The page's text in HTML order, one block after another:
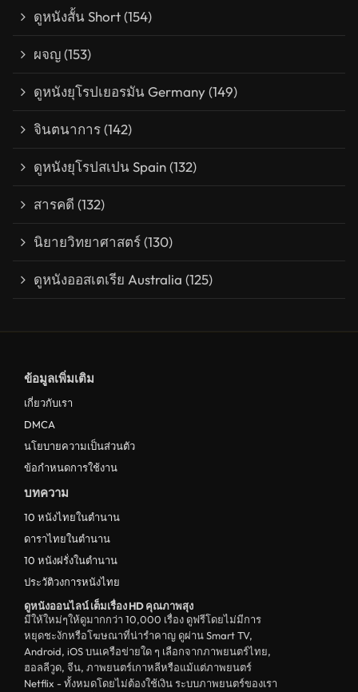
ดูหนังสั้น Short(154)
ผจญ(153)
ดูหนังยุโรปเยอรมัน Germany(149)
จินตนาการ(142)
ดูหนังยุโรปสเปน Spain(132)
สารคดี (132)
นิยายวิทยาศาสตร์(130)
ดูหนังออสเตเรีย Australia (125)
ข้อมูลเพิ่มเติม
เกี่ยวกับเรา
DMCA
นโยบายความเป็นส่วนตัว
ข้อกำหนดการใช้งาน
บทความ
10 หนังไทยในตำนาน
ดาราไทยในตำนาน
10 หนังฝรั่งในตำนาน
ประวัติวงการหนังไทย
ดูหนังออนไลน์ เต็มเรื่อง HD คุณภาพสุง
มีให้ใหม่ๆให้ดูมากกว่า 10,000 เรื่อง ดูฟรีโดยไม่มีการ
หยุดชะงักหรือโฆษณาที่น่ารำคาญ ดูผ่าน Smart TV,
Android, iOS บนเครือข่ายใด ๆ เลือกจากภาพยนตร์ไทย,
ฮอลลีวูด, จีน, ภาพยนตร์เกาหลีหรือแม้แต่ภาพยนตร์
Netflix - ทั้งหมดโดยไม่ต้องใช้เงิน ระบบภาพยนตร์ของเรา